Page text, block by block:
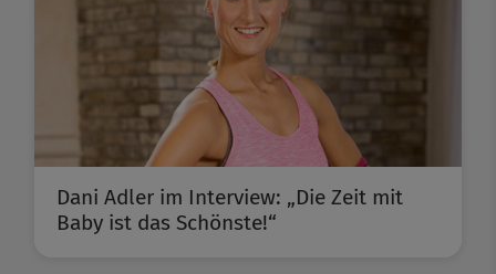
Dani Adler im Interview: „Die Zeit mit
Baby ist das Schönste!“